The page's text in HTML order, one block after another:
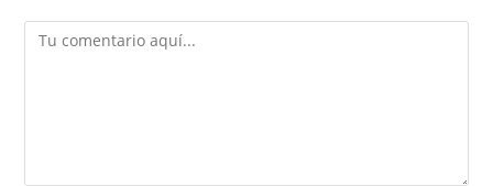
Comentario